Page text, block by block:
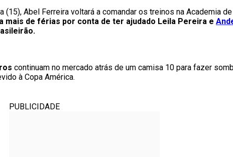
Abel Ferreira voltará a comandar os treinos na Academia
mais de férias por conta de ter ajudado Leila Pereira e
continuam no mercado atrás de um camisa 10 para fazer
à Copa América.
PUBLICIDADE